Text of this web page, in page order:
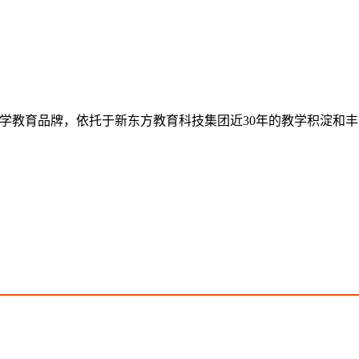
教育品牌，依托于新东方教育科技集团近30年的教学积淀和